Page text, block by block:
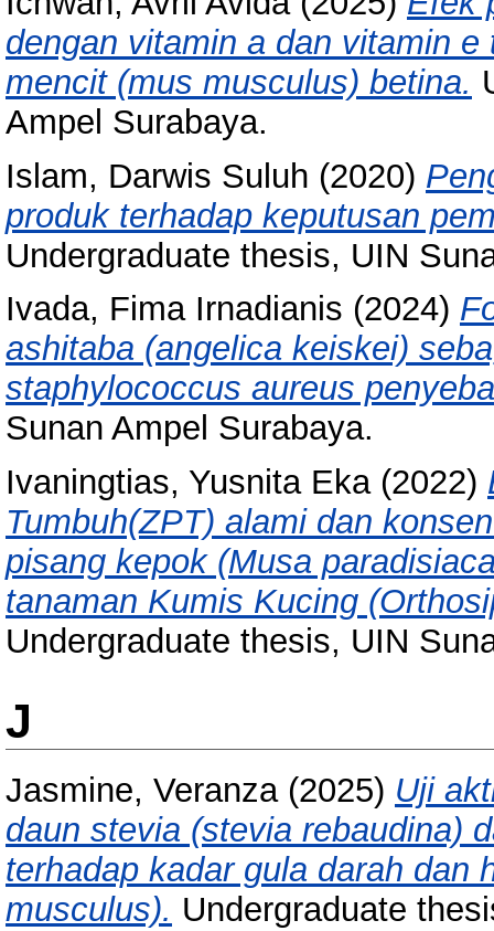
dengan vitamin a dan vitamin
mencit (mus musculus) betina.
Ampel Surabaya.
Islam, Darwis Suluh (2020)
produk terhadap keputusan
Undergraduate thesis, UIN
Ivada, Fima Irnadianis (2024)
ashitaba (angelica keiskei)
staphylococcus aureus
Sunan Ampel Surabaya.
Ivaningtias, Yusnita Eka(2022)
Tumbuh(ZPT) alami dan
pisang kepok (Musa
tanaman Kumis Kucing
Undergraduate thesis, UIN
J
Jasmine, Veranza(2025) Uji
daun stevia (stevia rebaudina)
terhadap kadar gula darah dan
musculus). Undergraduate